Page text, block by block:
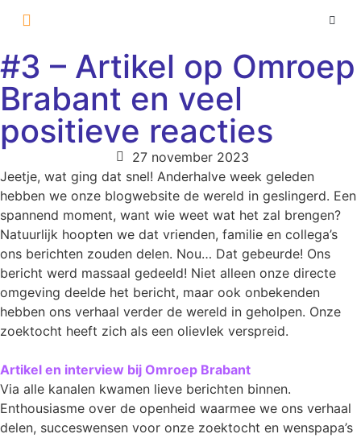
#3 – Artikel op Omroep
Brabant en veel
positieve reacties
27 november 2023
Jeetje, wat ging dat snel! Anderhalve week geleden
hebben we onze blogwebsite de wereld in geslingerd. Een
spannend moment, want wie weet wat het zal brengen?
Natuurlijk hoopten we dat vrienden, familie en collega’s
ons berichten zouden delen. Nou… Dat gebeurde! Ons
bericht werd massaal gedeeld! Niet alleen onze directe
omgeving deelde het bericht, maar ook onbekenden
hebben ons verhaal verder de wereld in geholpen. Onze
zoektocht heeft zich als een olievlek verspreid.
Artikel en interview bij Omroep Brabant
Via alle kanalen kwamen lieve berichten binnen.
Enthousiasme over de openheid waarmee we ons verhaal
delen, succeswensen voor onze zoektocht en wenspapa’s